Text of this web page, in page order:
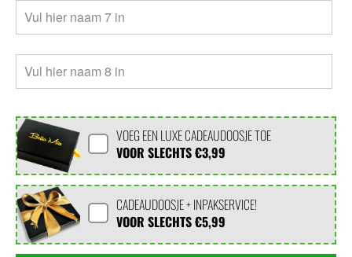
VOEG EEN LUXE CADEAUDOOSJE TOE
VOOR SLECHTS€3,99
CADEAUDOOSJE + INPAKSERVICE!
VOOR SLECHTS€5,99